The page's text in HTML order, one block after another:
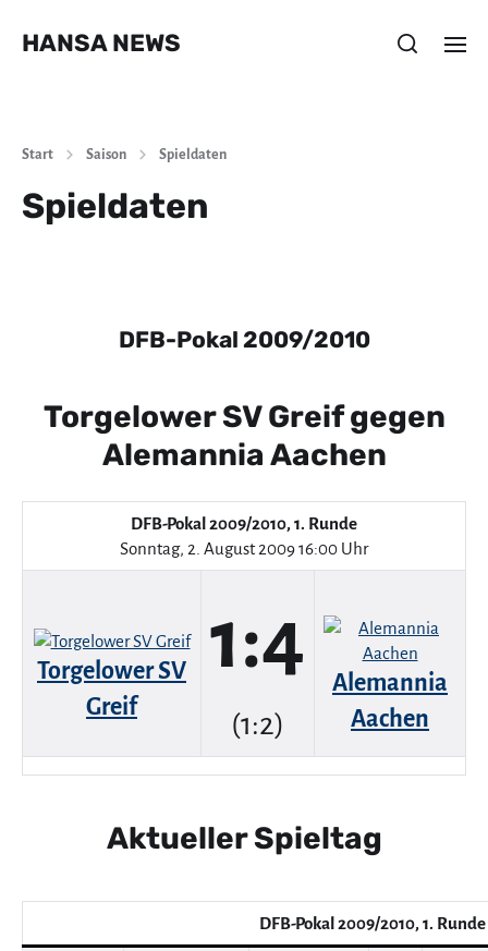
HANSA NEWS
Start Saison Spieldaten
Spieldaten
DFB-Pokal 2009/2010
Torgelower SV Greif gegen
Alemannia Aachen
DFB-Pokal 2009/2010, 1. Runde
Sonntag, 2. August 2009 16:00 Uhr
Torgelower SV
Greif
1:4
(1:2)
Alemannia
Aachen
Aktueller Spieltag
DFB-Pokal 2009/2010, 1. Runde